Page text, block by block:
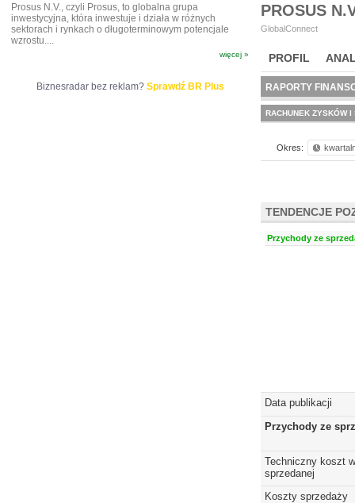
PROSUS
GlobalConnect
PROFIL
BR LAB
RAPORTY
RACHUNEK ZYSKÓW I
Okres:
TENDENCJE
Przychody ze
Data publikacji
Przychody ze
Techniczny koszt
sprzedanej
Koszty sprzedaży
Prosus N.V., czyli Prosus, to globalna grupa
inwestycyjna, która inwestuje i działa w różnych
sektorach i rynkach o długoterminowym potencjale
wzrostu....
więcej »
Biznesradar bez reklam? Sprawdź BR Plus